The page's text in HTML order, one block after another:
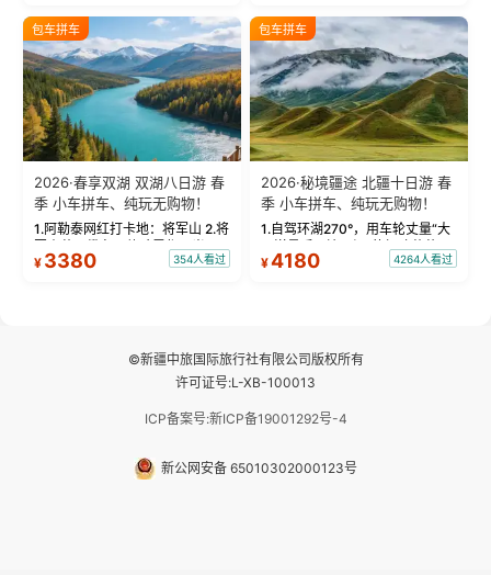
绝美瞬间。 赛湖坦克300跟车视
频：专业摄影师...
瓦人最大村落——禾木村，欣赏
晨雾与小木...
包车拼车
2026·春享双湖 双湖八日游 春
季 小车拼车、纯玩无购物！
1.阿勒泰网红打卡地：将军山 2.将
军山落日缆车，体验雪都风光 3.
将军山，夕阳派对，蹦迪party 4.
¥ 3380 354人看过
包车拼车
2026·秘境疆途 北疆十日游 春
季 小车拼车、纯玩无购物！
1.自驾环湖270°，用车轮丈量“大
西洋最后一滴眼泪”的极致蔚蓝，
让雪山、花海与深邃湖水在转弯
¥4180 4264人看过
©新疆中旅国际旅行社有限公司版权所有
许可证号:L-XB-100013
ICP备案号:新ICP备19001292号-4
新公网安备 65010302000123号